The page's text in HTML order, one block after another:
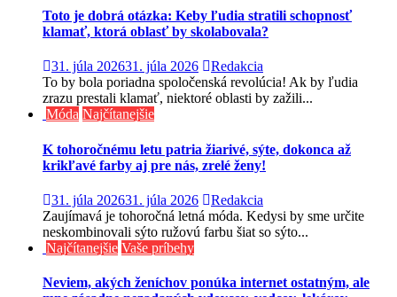
Toto je dobrá otázka: Keby ľudia stratili schopnosť
klamať, ktorá oblasť by skolabovala?
31. júla 202631. júla 2026
Redakcia
To by bola poriadna spoločenská revolúcia! Ak by ľudia
zrazu prestali klamať, niektoré oblasti by zažili...
Móda Najčítanejšie
K tohoročnému letu patria žiarivé, sýte, dokonca až
krikľavé farby aj pre nás, zrelé ženy!
31. júla 202631. júla 2026
Redakcia
Zaujímavá je tohoročná letná móda. Kedysi by sme určite
neskombinovali sýto ružovú farbu šiat so sýto...
Najčítanejšie Vaše príbehy
Neviem, akých ženíchov ponúka internet ostatným, ale